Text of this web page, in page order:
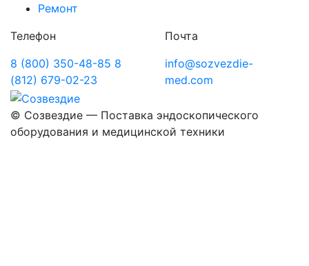
Ремонт
Телефон
8 (800) 350-48-85 8
(812) 679-02-23
Почта
info@sozvezdie-
med.com
© Созвездие — Поставка эндоскопического
оборудования и медицинской техники